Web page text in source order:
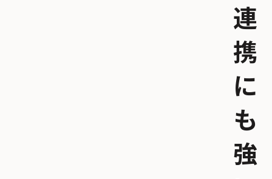
連
携
に
も
強